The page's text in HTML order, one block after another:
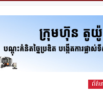
ព័ត៌ម